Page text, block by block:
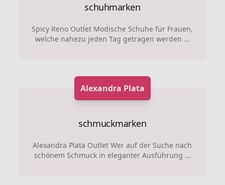
schuhmarken
Spicy Reno Outlet Modische Schuhe für Frauen,
welche nahezu jeden Tag getragen werden ...
Alexandra Plata
schmuckmarken
Alexandra Plata Outlet Wer auf der Suche nach
schönem Schmuck in eleganter Ausführung ...